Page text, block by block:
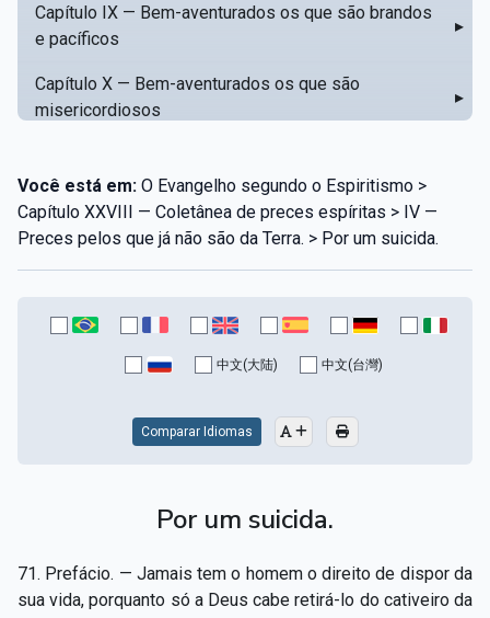
Capítulo IX — Bem-aventurados os que são brandos
e pacíficos
▸
Capítulo X — Bem-aventurados os que são
misericordiosos
▸
Capítulo XII — Amai os vossos inimigos
Capítulo XIII — Não saiba a vossa mão esquerda o
que dê a vossa mão direita
Capítulo XIV — Honrai a vosso pai e a vossa mãe
Capítulo XV — Fora da caridade não há salvação
Capítulo XVIII — Muitos os chamados, poucos os
Capítulo XIX — A fé transporta montanhas ▸
Você está em: O Evangelho segundo o Espiritismo >
Capítulo XXVIII — Coletânea de preces espíritas > IV —
Preces pelos que já não são da Terra. > Por um suicida.
中文(大陆) 中文(台灣)
Comparar Idiomas
Por um suicida.
71. Prefácio. — Jamais tem o homem o direito de dispor da
sua vida, porquanto só a Deus cabe retirá-lo do cativeiro da